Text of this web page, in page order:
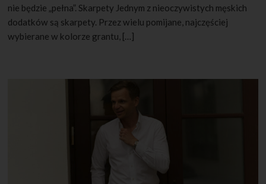
nie będzie „pełna”. Skarpety Jednym z nieoczywistych męskich
dodatków są skarpety. Przez wielu pomijane, najczęściej
wybierane w kolorze grantu, […]